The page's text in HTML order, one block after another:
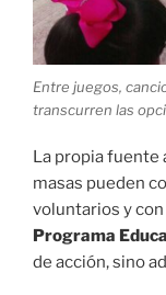
Entre juegos,
transcurren las
La propia fuente
masas pueden
voluntarios y
Programa
de acción, sino